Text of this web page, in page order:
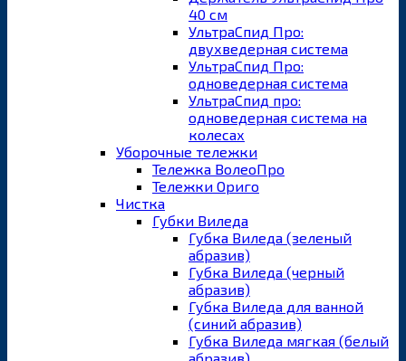
40 см
УльтраСпид Про:
двухведерная система
УльтраСпид Про:
одноведерная система
УльтраСпид про:
одноведерная система на
колесах
Уборочные тележки
Тележка ВолеоПро
Тележки Ориго
Чистка
Губки Виледа
Губка Виледа (зеленый
абразив)
Губка Виледа (черный
абразив)
Губка Виледа для ванной
(синий абразив)
Губка Виледа мягкая (белый